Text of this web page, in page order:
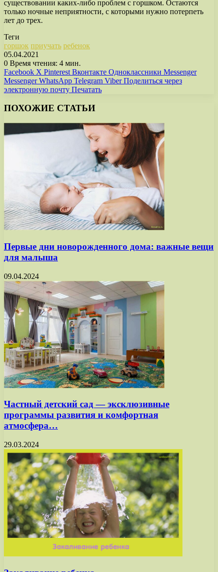
существовании каких-либо проблем с горшком. Остаются
только ночные неприятности, с которыми нужно потерпеть
лет до трех.
Теги
горшок приучать ребенок
05.04.2021
0 Время чтения: 4 мин.
Facebook X Pinterest Вконтакте Одноклассники Messenger
Messenger WhatsApp Telegram Viber Поделиться через
электронную почту Печатать
ПОХОЖИЕ СТАТЬИ
Первые дни новорожденного дома: важные вещи
для малыша
09.04.2024
Частный детский сад — эксклюзивные
программы развития и комфортная
атмосфера…
29.03.2024